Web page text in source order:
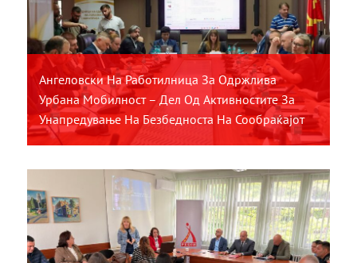
Ангеловски На Работилница За Одржлива
Урбана Мобилност – Дел Од Активностите За
Унапредување На Безбедноста На Сообраќајот